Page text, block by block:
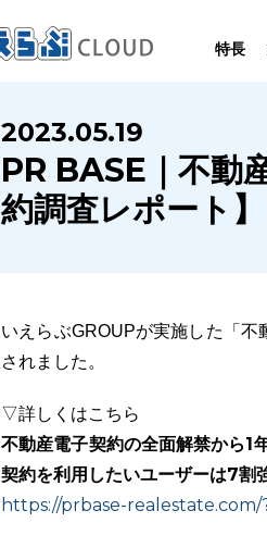
特長
SYSTEM
いえらぶCLOUDは不動産業務を
幅広く支援しています。
HOMEPAGE
いえらぶは集客用ホームページを
不動産業に特化して制作しています。
PERFORMANCE
いえらぶCLOUDを実際にご利用の
お客様の声と制作実績のご紹介です。
INFORMATION
いえらぶCLOUDや不動産業界に関する
ニュース･ノウハウをお伝えします。
2023.05.19
PR BASE｜不動
約調査レポート
いえらぶGROUPが実施した「
されました。
▽詳しくはこちら
不動産電子契約の全面解禁から1
契約を利用したいユーザーは7割
https://prbase-realestate.com/